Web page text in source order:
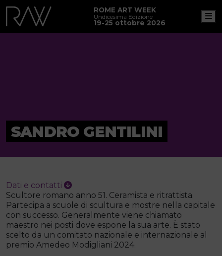
ROME ART WEEK
Undicesima Edizione
19-25 ottobre 2026
SANDRO GENTILINI
Dati e contatti
Scultore romano anno 51. Ceramista e ritrattista.
Partecipa a scuole di scultura e mostre nella capitale
con successo. Generalmente viene chiamato
maestro nei posti dove espone la sua arte. È stato
scelto da un comitato nazionale e internazionale al
premio Amedeo Modigliani 2024.